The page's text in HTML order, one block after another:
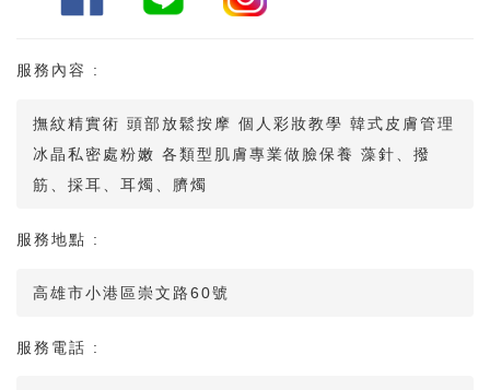
服務內容 :
撫紋精實術 頭部放鬆按摩 個人彩妝教學 韓式皮膚管理
冰晶私密處粉嫩 各類型肌膚專業做臉保養 藻針、撥
筋、採耳、耳燭、臍燭
服務地點 :
高雄市小港區崇文路60號
服務電話 :